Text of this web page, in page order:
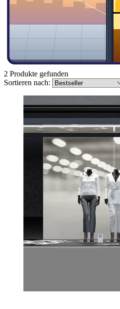
2 Produkte gefunden
Sortieren nach: